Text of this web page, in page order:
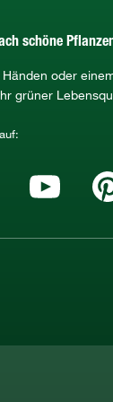
schöne
oder
grüner